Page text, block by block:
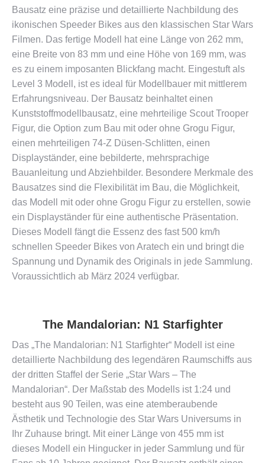
Bausatz eine präzise und detaillierte Nachbildung des
ikonischen Speeder Bikes aus den klassischen Star Wars
Filmen. Das fertige Modell hat eine Länge von 262 mm,
eine Breite von 83 mm und eine Höhe von 169 mm, was
es zu einem imposanten Blickfang macht. Eingestuft als
Level 3 Modell, ist es ideal für Modellbauer mit mittlerem
Erfahrungsniveau. Der Bausatz beinhaltet einen
Kunststoffmodellbausatz, eine mehrteilige Scout Trooper
Figur, die Option zum Bau mit oder ohne Grogu Figur,
einen mehrteiligen 74-Z Düsen-Schlitten, einen
Displayständer, eine bebilderte, mehrsprachige
Bauanleitung und Abziehbilder. Besondere Merkmale des
Bausatzes sind die Flexibilität im Bau, die Möglichkeit,
das Modell mit oder ohne Grogu Figur zu erstellen, sowie
ein Displayständer für eine authentische Präsentation.
Dieses Modell fängt die Essenz des fast 500 km/h
schnellen Speeder Bikes von Aratech ein und bringt die
Spannung und Dynamik des Originals in jede Sammlung​​.
Voraussichtlich ab März 2024 verfügbar.
The Mandalorian: N1 Starfighter
Das „The Mandalorian: N1 Starfighter“ Modell ist eine
detaillierte Nachbildung des legendären Raumschiffs aus
der dritten Staffel der Serie „Star Wars – The
Mandalorian“. Der Maßstab des Modells ist 1:24 und
besteht aus 90 Teilen, was eine atemberaubende
Ästhetik und Technologie des Star Wars Universums in
Ihr Zuhause bringt. Mit einer Länge von 455 mm ist
dieses Modell ein Hingucker in jeder Sammlung und für